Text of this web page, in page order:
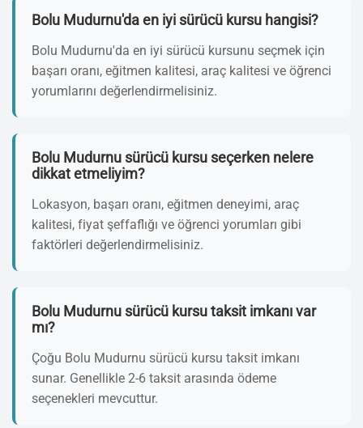
Bolu Mudurnu'da en iyi sürücü kursu hangisi?
Bolu Mudurnu'da en iyi sürücü kursunu seçmek için
başarı oranı, eğitmen kalitesi, araç kalitesi ve öğrenci
yorumlarını değerlendirmelisiniz.
Bolu Mudurnu sürücü kursu seçerken nelere
dikkat etmeliyim?
Lokasyon, başarı oranı, eğitmen deneyimi, araç
kalitesi, fiyat şeffaflığı ve öğrenci yorumları gibi
faktörleri değerlendirmelisiniz.
Bolu Mudurnu sürücü kursu taksit imkanı var
mı?
Çoğu Bolu Mudurnu sürücü kursu taksit imkanı
sunar. Genellikle 2-6 taksit arasında ödeme
seçenekleri mevcuttur.